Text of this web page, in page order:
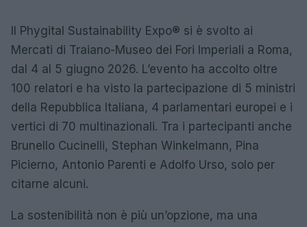
Il Phygital Sustainability Expo® si è svolto ai
Mercati di Traiano-Museo dei Fori Imperiali a Roma,
dal 4 al 5 giugno 2026. L’evento ha accolto oltre
100 relatori e ha visto la partecipazione di 5 ministri
della Repubblica Italiana, 4 parlamentari europei e i
vertici di 70 multinazionali. Tra i partecipanti anche
Brunello Cucinelli, Stephan Winkelmann, Pina
Picierno, Antonio Parenti e Adolfo Urso, solo per
citarne alcuni.
La sostenibilità non è più un’opzione, ma una